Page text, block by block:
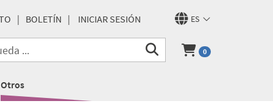
ES
BOLETÍN INICIAR SESIÓN
0
Otros